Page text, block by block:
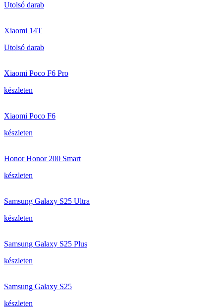
Utolsó darab
Xiaomi 14T
Utolsó darab
Xiaomi Poco F6 Pro
készleten
Xiaomi Poco F6
készleten
Honor Honor 200 Smart
készleten
Samsung Galaxy S25 Ultra
készleten
Samsung Galaxy S25 Plus
készleten
Samsung Galaxy S25
készleten